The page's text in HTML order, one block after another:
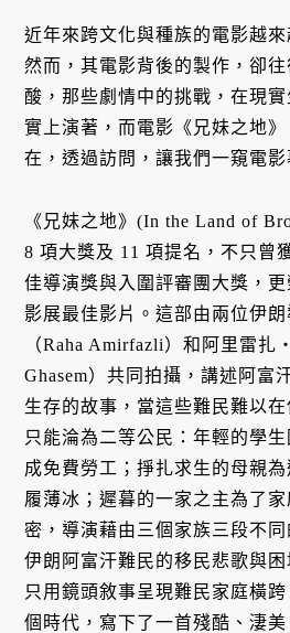
近年來跨文化與種族的電影越來
然而，其電影背後的製作，卻
酸，那些劇情中的挑戰，在現
實上演著，而電影《兄妹之地
在，透過訪問，讓我們一窺電影
《兄妹之地》(In the Land of
8 項大獎及 11 項提名，不只曾
佳導演獎與入圍評審團大獎，
影展最佳影片。這部由兩位伊
（Raha Amirfazli）和阿里雷扎
Ghasem）共同拍攝，講述阿富
生存的故事，當這些難民難以在
只能淪為二等公民：年輕的學
成免費勞工；掙扎求生的母親
履薄冰；遲暮的一家之主為了
密，導演藉由三個家族三段不
伊朗阿富汗難民的移民悲歌與
只用鏡頭敘事呈現難民家庭橫
個時代，寫下了一首殘酷、淒美